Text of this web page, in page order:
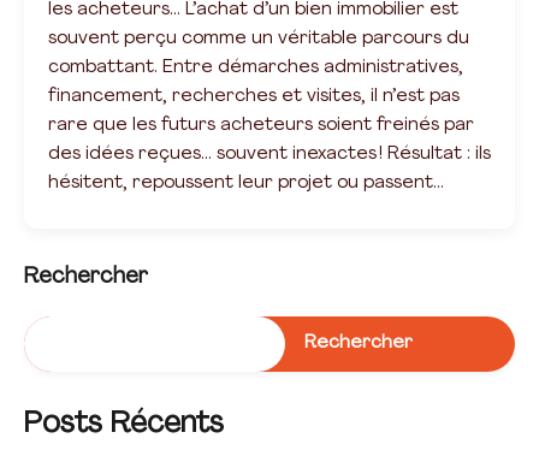
les acheteurs… L’achat d’un bien immobilier est
souvent perçu comme un véritable parcours du
combattant. Entre démarches administratives,
financement, recherches et visites, il n’est pas
rare que les futurs acheteurs soient freinés par
des idées reçues… souvent inexactes ! Résultat : ils
hésitent, repoussent leur projet ou passent…
Rechercher
Rechercher
Posts Récents